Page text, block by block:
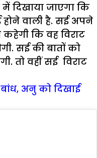
दिखाया जाएगा कि
वाली है. सई अपने
कि वह विराट
सई की बातों को
तो वहीं सई विराट
अनु को दिखाई